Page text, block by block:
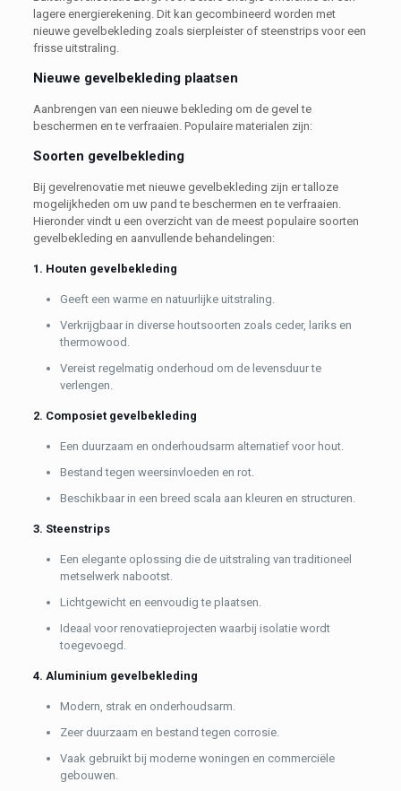
lagere energierekening. Dit kan gecombineerd worden met
nieuwe gevelbekleding zoals sierpleister of steenstrips voor een
frisse uitstraling.
Nieuwe gevelbekleding plaatsen
Aanbrengen van een nieuwe bekleding om de gevel te
beschermen en te verfraaien. Populaire materialen zijn:
Soorten gevelbekleding
Bij gevelrenovatie met nieuwe gevelbekleding zijn er talloze
mogelijkheden om uw pand te beschermen en te verfraaien.
Hieronder vindt u een overzicht van de meest populaire soorten
gevelbekleding en aanvullende behandelingen:
1. Houten gevelbekleding
Geeft een warme en natuurlijke uitstraling.
Verkrijgbaar in diverse houtsoorten zoals ceder, lariks en
thermowood.
Vereist regelmatig onderhoud om de levensduur te
verlengen.
2. Composiet gevelbekleding
Een duurzaam en onderhoudsarm alternatief voor hout.
Bestand tegen weersinvloeden en rot.
Beschikbaar in een breed scala aan kleuren en structuren.
3. Steenstrips
Een elegante oplossing die de uitstraling van traditioneel
metselwerk nabootst.
Lichtgewicht en eenvoudig te plaatsen.
Ideaal voor renovatieprojecten waarbij isolatie wordt
toegevoegd.
4. Aluminium gevelbekleding
Modern, strak en onderhoudsarm.
Zeer duurzaam en bestand tegen corrosie.
Vaak gebruikt bij moderne woningen en commerciële
gebouwen.